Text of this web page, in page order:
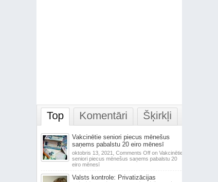
Top Komentāri Šķirkļi
Vakcinētie seniori piecus mēnešus
saņems pabalstu 20 eiro mēnesī
oktobris 13, 2021, Comments Offon Vakcinētie
seniori piecus mēnešus saņems pabalstu 20
eiro mēnesī
Valsts kontrole: Privatizācijas